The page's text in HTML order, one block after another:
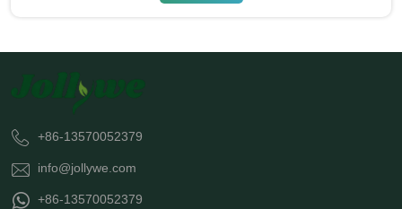
+86-13570052379
info@jollywe.com
+86-13570052379